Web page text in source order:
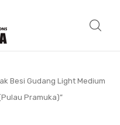
Besi Gudang Light Medium
Pramuka)”